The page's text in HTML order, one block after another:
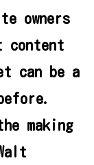
owners
content
can be a
making